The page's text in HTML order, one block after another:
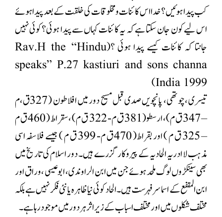
کب پیدا ہوئیں ؟ خدا اس کائنات و مخلوقات کی خلقت کے بعد پیدا ہوئے
اس لیے کون جان سکتا ہے کہ یہ کائنات کہاں سے پیدا ہوئی؟ کوئی نہیں
جانتا کہ کائنات کیسے پیدا ہوئی ؟(Rav.H the “Hindu
speaks” P.27 kastiuri and sons channa
India 1999)
تیسری ،چوتھی، پانچویں صدی قبل مسیح دور میں افلاطون ( 327ق،م
– 347 ق م)، ارسطو(381 ق م- 322 ق م) ،سقراط ( 460 ق م
– 325 ق م ) اور بقراط( 470 ق م- 399 ق م ) جیسے فلاسفہ اسی
مذہب لا ادریہ الحادیہ کے پیروکار گزرے ہیں۔ دور اسلام کی تاریخ میں
بھی سینکڑوں لوگ ملحد ہوئے جن میں ابن الراوندی ، ابو عیسی ، وراق اور
ابن المقفع کے اسما سر فہرست ہیں ۔ الحاد کوئی نیا ظاہرہ یا نئی فکر نہیں ہے بلکہ
مختلف شکلوں میں اور مختلف اسباب کے زیر اثر ہر دور میں موجود رہا ہے۔